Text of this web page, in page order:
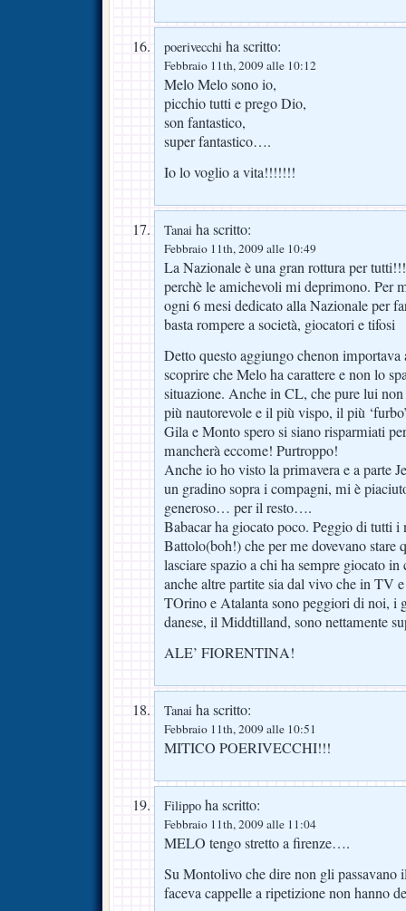
poerivecchi ha scritto:
Febbraio 11th, 2009 alle 10:12
Melo Melo sono io,
picchio tutti e prego Dio,
son fantastico,
super fantastico….
Io lo voglio a vita!!!!!!!
Tanai ha scritto:
Febbraio 11th, 2009 alle 10:49
La Nazionale è una gran rottura per
perchè le amichevoli mi deprimono. Per
ogni 6 mesi dedicato alla Nazionale per
basta rompere a società, giocatori e tifosi
Detto questo aggiungo chenon importava
scoprire che Melo ha carattere e non lo
situazione. Anche in CL, che pure lui
più nautorevole e il più vispo, il più
Gila e Monto spero si siano risparmiati
mancherà eccome! Purtroppo!
Anche io ho visto la primavera e a parte
un gradino sopra i compagni, mi è
generoso… per il resto….
Babacar ha giocato poco. Peggio di tutti
Battolo(boh!) che per me dovevano stare
lasciare spazio a chi ha sempre giocato
anche altre partite sia dal vivo che in TV
TOrino e Atalanta sono peggiori di noi, i
danese, il Middtilland, sono nettamente
ALE’ FIORENTINA!
Tanai ha scritto:
Febbraio 11th, 2009 alle 10:51
MITICO POERIVECCHI!!!
Filippo ha scritto:
Febbraio 11th, 2009 alle 11:04
MELO tengo stretto a firenze….
Su Montolivo che dire non gli
faceva cappelle a ripetizione non hanno